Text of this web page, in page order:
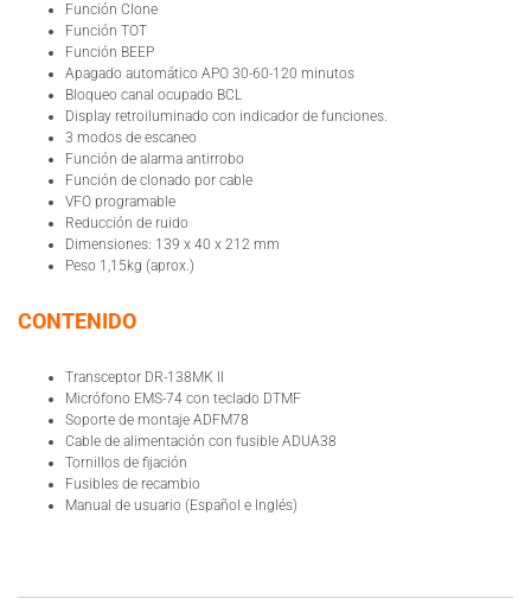
Función Clone
Función TOT
Función BEEP
Apagado automático APO 30-60-120 minutos
Bloqueo canal ocupado BCL
Display retroiluminado con indicador de funciones.
3 modos de escaneo
Función de alarma antirrobo
Función de clonado por cable
VFO programable
Reducción de ruido
Dimensiones: 139 x 40 x 212 mm
Peso 1,15kg (aprox.)
CONTENIDO
Transceptor DR-138MK II
Micrófono EMS-74 con teclado DTMF
Soporte de montaje ADFM78
Cable de alimentación con fusible ADUA38
Tornillos de fijación
Fusibles de recambio
Manual de usuario (Español e Inglés)